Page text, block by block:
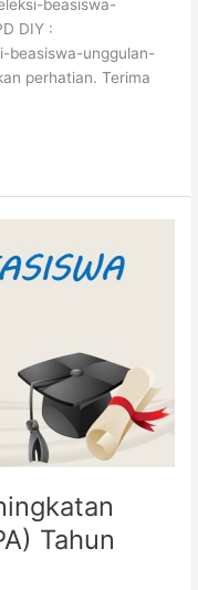
beasiswa-
DIY :
beasiswa-unggulan-
perhatian. Terima
Tahun